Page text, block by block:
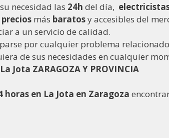
necesidad las 24h del día,
precios más baratosy accesibles del
a un servicio de calidad.
por cualquier problema
de sus necesidades en cualquier
Jota ZARAGOZA Y PROVINCIA
horas en La Jota en Zaragoza